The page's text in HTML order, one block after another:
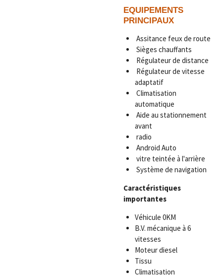
EQUIPEMENTS
PRINCIPAUX
Assitance feux de route
Sièges chauffants
Régulateur de distance
Régulateur de vitesse
adaptatif
Climatisation
automatique
Aide au stationnement
avant
radio
Android Auto
vitre teintée à l'arrière
Système de navigation
Caractéristiques
importantes
Véhicule 0KM
B.V. mécanique à 6
vitesses
Moteur diesel
Tissu
Climatisation